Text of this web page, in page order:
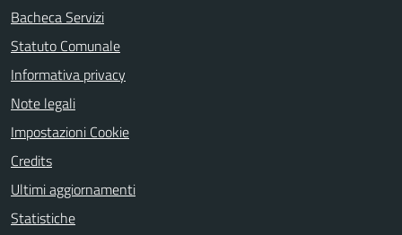
Bacheca Servizi
Statuto Comunale
Informativa privacy
Note legali
Impostazioni Cookie
Credits
Ultimi aggiornamenti
Statistiche